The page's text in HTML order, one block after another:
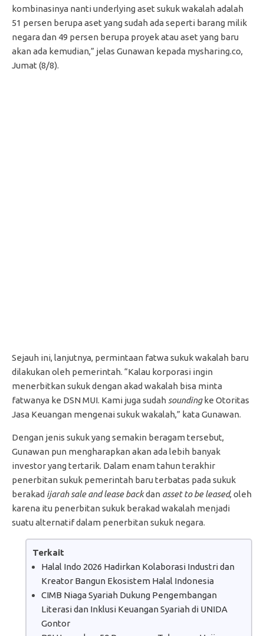
kombinasinya nanti underlying aset sukuk wakalah adalah
51 persen berupa aset yang sudah ada seperti barang milik
negara dan 49 persen berupa proyek atau aset yang baru
akan ada kemudian,” jelas Gunawan kepada mysharing.co,
Jumat (8/8).
Sejauh ini, lanjutnya, permintaan fatwa sukuk wakalah baru
dilakukan oleh pemerintah. “Kalau korporasi ingin
menerbitkan sukuk dengan akad wakalah bisa minta
fatwanya ke DSN MUI. Kami juga sudah soundingke Otoritas
Jasa Keuangan mengenai sukuk wakalah,” kata Gunawan.
Dengan jenis sukuk yang semakin beragam tersebut,
Gunawan pun mengharapkan akan ada lebih banyak
investor yang tertarik. Dalam enam tahun terakhir
penerbitan sukuk pemerintah baru terbatas pada sukuk
berakad ijarah sale and lease backdan asset to be leased, oleh
karena itu penerbitan sukuk berakad wakalah menjadi
suatu alternatif dalam penerbitan sukuk negara.
Terkait
Halal Indo 2026 Hadirkan Kolaborasi Industri dan
Kreator Bangun Ekosistem Halal Indonesia
CIMB Niaga Syariah Dukung Pengembangan
Literasi dan Inklusi Keuangan Syariah di UNIDA
Gontor